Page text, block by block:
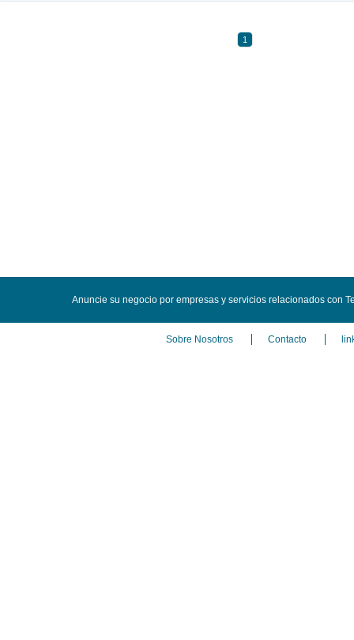
1
Anuncie su negocio por empresas y servicios relacionados con
Sobre Nosotros Contacto